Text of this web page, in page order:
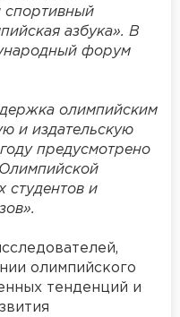
спортивный
азбука». В
форум
олимпийским
и издательскую
предусмотрено
студентов и
олимпийского
тенденций и